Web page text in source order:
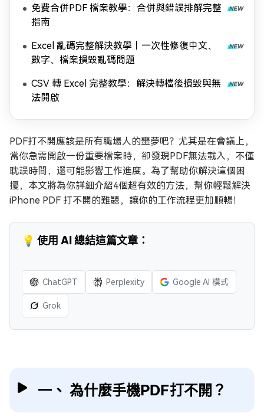
免費合併PDF 檔案教學：合併與錯誤排解完整
指南
Excel 亂碼完整解決教學｜一次性修復中文、
數字、檔案損毀亂碼問題
CSV 轉 Excel 完整教學：解決轉檔後損毀與無
法開啟
PDF打不開應該是所有職場人的噩夢吧？尤其是在會議上，
當你急需開啟一份重要檔案時，卻發現PDF無法載入，不僅
耽誤時間，還可能影響工作進度。為了幫助你解決這個困
擾，本文將為你詳細介紹4個超有效的方法，幫你輕鬆解決
iPhone PDF 打不開的難題，讓你的工作流程更加順暢！
💡 使用 AI 總結這篇文章：
ChatGPT Perplexity Google AI 模式
Grok
一、 為什麼手機PDF打不開？